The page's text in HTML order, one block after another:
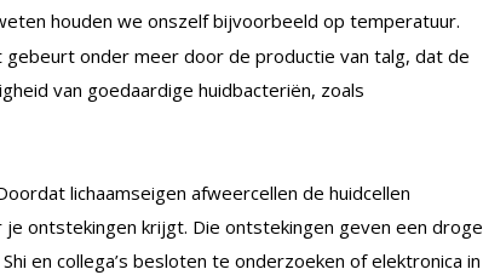
houden we onszelf bijvoorbeeld op temperatuur.
onder meer door de productie van talg, dat de
van goedaardige huidbacteriën, zoals
lichaamseigen afweercellen de huidcellen
ontstekingen krijgt. Die ontstekingen geven een droge
en collega’s besloten te onderzoeken of elektronica in